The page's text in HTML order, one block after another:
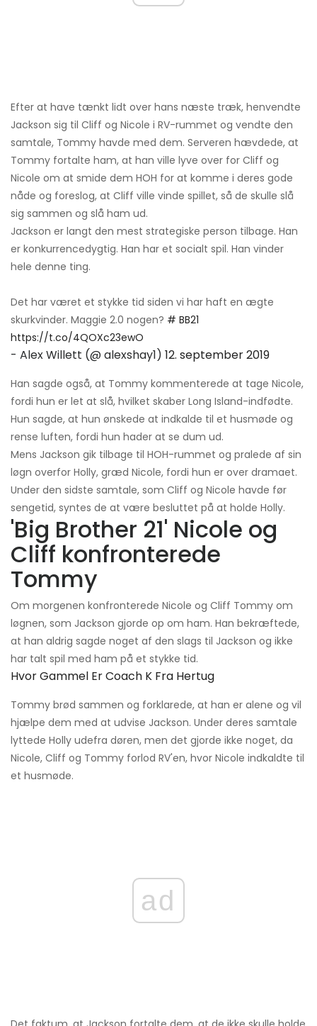
Efter at have tænkt lidt over hans næste træk, henvendte
Jackson sig til Cliff og Nicole i RV-rummet og vendte den
samtale, Tommy havde med dem. Serveren hævdede, at
Tommy fortalte ham, at han ville lyve over for Cliff og
Nicole om at smide dem HOH for at komme i deres gode
nåde og foreslog, at Cliff ville vinde spillet, så de skulle slå
sig sammen og slå ham ud.
Jackson er langt den mest strategiske person tilbage. Han
er konkurrencedygtig. Han har et socialt spil. Han vinder
hele denne ting.
Det har været et stykke tid siden vi har haft en ægte
skurkvinder. Maggie 2.0 nogen? # BB21
https://t.co/4QOXc23ewO
- Alex Willett (@ alexshay1) 12. september 2019
Han sagde også, at Tommy kommenterede at tage Nicole,
fordi hun er let at slå, hvilket skaber Long Island-indfødte.
Hun sagde, at hun ønskede at indkalde til et husmøde og
rense luften, fordi hun hader at se dum ud.
Mens Jackson gik tilbage til HOH-rummet og pralede af sin
løgn overfor Holly, græd Nicole, fordi hun er over dramaet.
Under den sidste samtale, som Cliff og Nicole havde før
sengetid, syntes de at være besluttet på at holde Holly.
'Big Brother 21' Nicole og
Cliff konfronterede
Tommy
Om morgenen konfronterede Nicole og Cliff Tommy om
løgnen, som Jackson gjorde op om ham. Han bekræftede,
at han aldrig sagde noget af den slags til Jackson og ikke
har talt spil med ham på et stykke tid.
Hvor Gammel Er Coach K Fra Hertug
Tommy brød sammen og forklarede, at han er alene og vil
hjælpe dem med at udvise Jackson. Under deres samtale
lyttede Holly udefra døren, men det gjorde ikke noget, da
Nicole, Cliff og Tommy forlod RV'en, hvor Nicole indkaldte til
et husmøde.
ad